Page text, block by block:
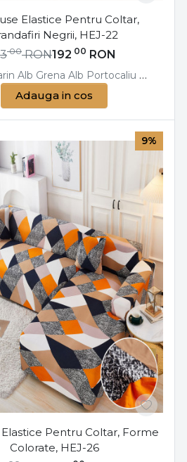
Gri Gri Negru Mustar Negru
Elastice Pentru Coltar,
Negrii, HEJ-22
192 00 RON
00 RON
Alb Grena Alb Portocaliu Alb
Adauga in cos
9%
Pentru Coltar, Forme
Colorate, HEJ-26